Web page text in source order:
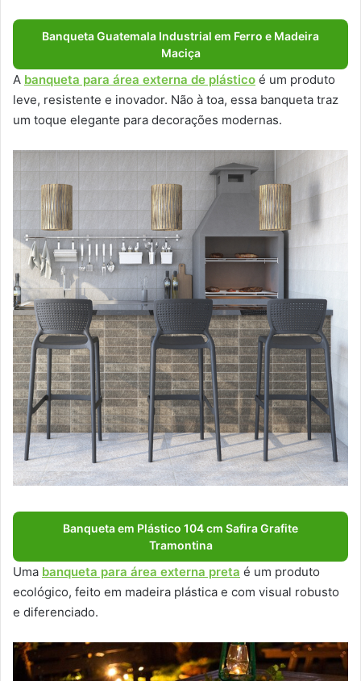
Banqueta Guatemala Industrial em Ferro e Madeira
Maciça
A banqueta para área externa de plástico é um produto
leve, resistente e inovador. Não à toa, essa banqueta traz
um toque elegante para decorações modernas.
Banqueta em Plástico 104 cm Safira Grafite
Tramontina
Uma banqueta para área externa preta é um produto
ecológico, feito em madeira plástica e com visual robusto
e diferenciado.